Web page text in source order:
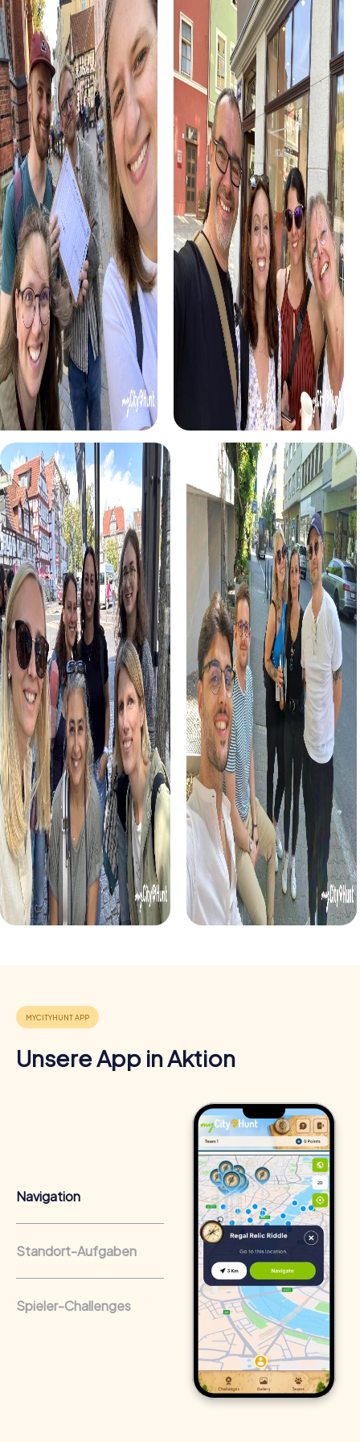
Ein Spaziergang entlang des Ginsheimer Altrheins bietet
euch die Möglichkeit, die natürliche Schönheit der
Umgebung zu genießen. Diese malerische Landschaft ist
der perfekte Ort, um frische Luft zu schnappen und
gemeinsam mit eurem Team neue Energie zu tanken.
Die historische Mainspitze, der Zusammenfluss von Rhein
und Main, ist ein weiterer faszinierender Ort, den ihr bei
eurem Teamevent in Ginsheim-Gustavsburg entdecken
könnt. Diese beeindruckende Landschaft bietet nicht nur
atemberaubende Ausblicke, sondern auch interessante
Geschichten über die Region.
Ein myCityHunt Teamevent in Ginsheim-Gustavsburg ist
auch eine großartige Gelegenheit, mehr über die lokale
Geschichte zu erfahren. Wusstet ihr, dass Gustavsburg
seinen Namen dem Schwedenkönig Gustav Adolf
verdankt? Diese und viele weitere spannende Fakten
erwarten euch während eurer Tour.
Die kulinarischen Spezialitäten von Ginsheim-Gustavsburg
sind ein weiterer Grund, warum ein Teamevent in dieser
Stadt ein besonderes Erlebnis ist. Probiert traditionelle
Fischgerichte, die an die lange Fischertradition der Region
erinnern, und lasst euch von den lokalen Köstlichkeiten
verwöhnen.
myCityhunt Touren in Ginsheim-Gustavsburg
Unsere Escape Game Tour in Ginsheim-Gustavsburg ist
ein actiongeladenes Abenteuer, bei dem ihr in die Rolle
von Geheimagenten schlüpft und gegen skrupellose
Kriminelle antretet. Mit eurem Smartphone und eurem
Verstand macht ihr euch auf die Jagd durch die Stadt, um
die Welt zu retten.
Das Krimispiel in Ginsheim-Gustavsburg versetzt euch in
die Rolle von Ermittlern, die einen mysteriösen Mordfall
aufklären müssen. Gemeinsam mit eurem Team löst ihr
knifflige Rätsel und entdeckt dabei die spannendsten
Ecken der Stadt.
Bei der Schatzsuche in Ginsheim-Gustavsburg begebt ihr
euch auf die Suche nach einem verborgenen Schatz.
Diese Tour kombiniert Abenteuer und Geschichte und
führt euch zu den schönsten Orten der Stadt.
Unser Xmas Adventure in Ginsheim-Gustavsburg ist eine
weihnachtliche Schnitzeljagd, die euch in festliche
Stimmung versetzt. Entdeckt die Stadt im Lichterglanz
und löst gemeinsam mit eurem Team weihnachtliche
Rätsel.
Vorteile eines Teambuilding in Ginsheim-
Gustavsburg
Ein Teambuilding in Ginsheim-Gustavsburg bietet
zahlreiche Vorteile, die weit über den Spaßfaktor
hinausgehen. Die Kombination aus Abenteuer,
Herausforderung und Teamarbeit macht myCityHunt
Touren zu einem wertvollen Erlebnis für jedes Team.
Teamevents in Ginsheim-Gustavsburg inspirieren den
Teamgeist und fördern die Motivation der Mitarbeiter.
Unsere App in Aktion
Navigation
Standort-Aufgaben
Spieler-Challenges